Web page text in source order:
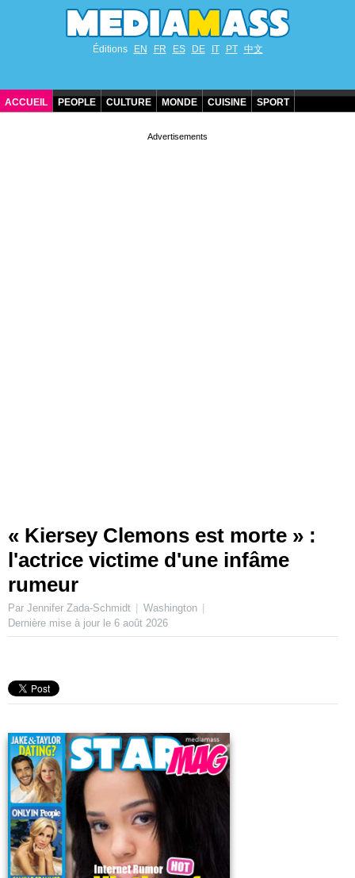
Éditions EN FR ES DE IT PT 中文
ACCUEIL PEOPLE CULTURE MONDE CUISINE SPORT
« Kiersey Clemons est morte » :
l'actrice victime d'une infâme
rumeur
Par Jennifer Zada-Schmidt
Washington
Dernière mise à jour le 6 août 2026